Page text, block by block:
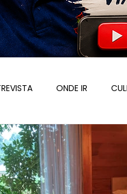
ONDE IR
VALE EUROPEU